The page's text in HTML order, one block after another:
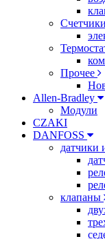
Счетчики
Прочее
Allen-Bradley
Модули
CZAKI
DANFOSS
датчики
клапаны